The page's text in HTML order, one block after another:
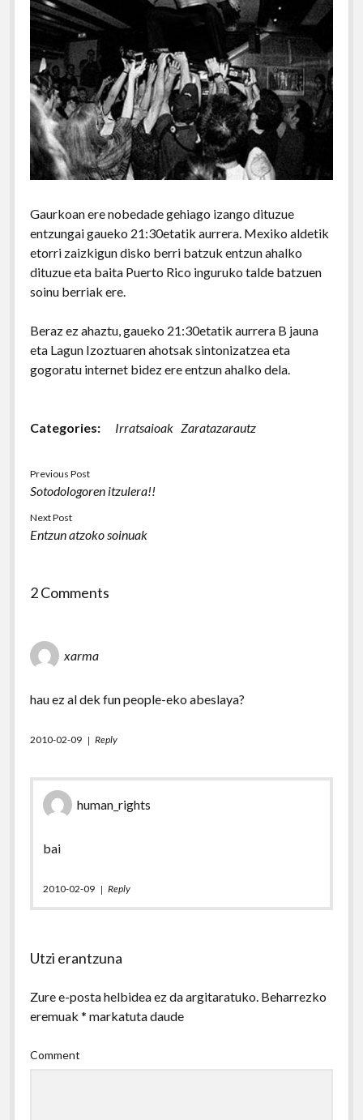
Gaurkoan ere nobedade gehiago izango dituzue
entzungai gaueko 21:30etatik aurrera. Mexiko aldetik
etorri zaizkigun disko berri batzuk entzun ahalko
dituzue eta baita Puerto Rico inguruko talde batzuen
soinu berriak ere.
Beraz ez ahaztu, gaueko 21:30etatik aurrera B jauna
eta Lagun Izoztuaren ahotsak sintonizatzea eta
gogoratu internet bidez ere entzun ahalko dela.
Categories: Irratsaioak Zaratazarautz
Previous Post
Sotodologoren itzulera!!
Next Post
Entzun atzoko soinuak
2 Comments
xarma
hau ez al dek fun people-eko abeslaya?
2010-02-09 Reply
human_rights
bai
2010-02-09 Reply
Utzi erantzuna
Zure e-posta helbidea ez da argitaratuko. Beharrezko
eremuak * markatuta daude
Comment